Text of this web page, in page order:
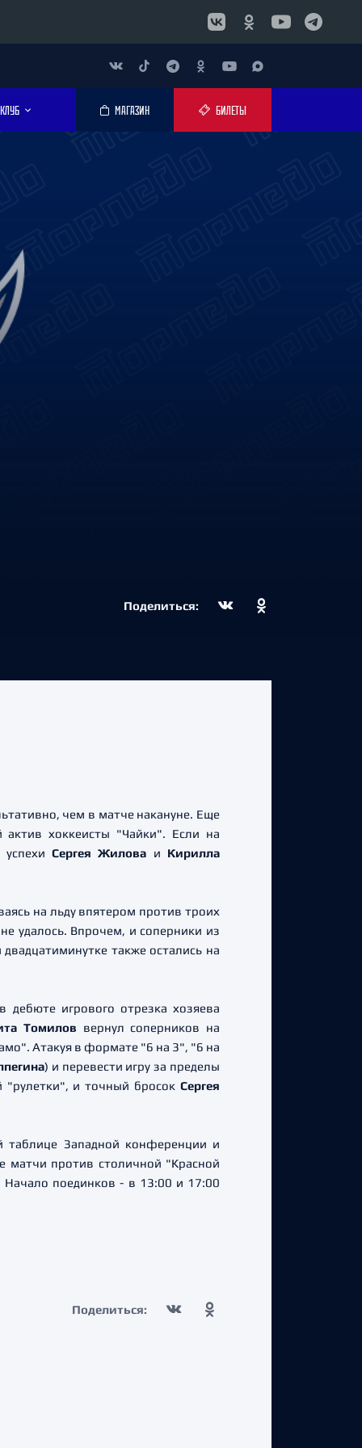
КЛУБ МАГАЗИН БИЛЕТЫ
Поделиться:
чем в матче накануне. Еще
хоккеисты "Чайки". Если на
Сергея Жилова и Кирилла
на льду впятером против троих
не удалось. Впрочем, и соперники из
также остались на
игрового отрезка хозяева
Томилов вернул соперников на
Атакуя в формате "6 на 3", "6 на
) и перевести игру за пределы
"рулетки", и точный бросок Сергея
таблице Западной конференции и
матчи против столичной "Красной
Начало поединков - в 13:00 и 17:00
Поделиться: